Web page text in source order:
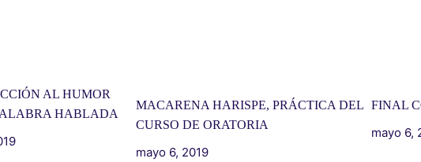
AL HUMOR
HABLADA
MACARENA HARISPE, PRÁCTICA DEL
CURSO DE ORATORIA
mayo 6, 2019
FINAL
mayo 6,